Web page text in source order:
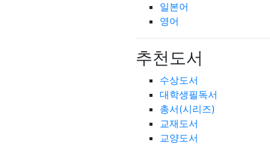
일본어
영어
추천도서
수상도서
대학생필독서
총서(시리즈)
교재도서
교양도서